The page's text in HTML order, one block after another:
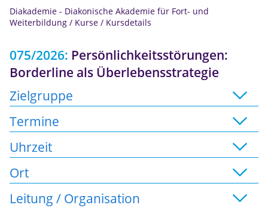
Diakademie - Diakonische Akademie für Fort- und
Weiterbildung / Kurse / Kursdetails
075/2026: Persönlichkeitsstörungen:
Borderline als Überlebensstrategie
Zielgruppe
Termine
Uhrzeit
Ort
Leitung / Organisation